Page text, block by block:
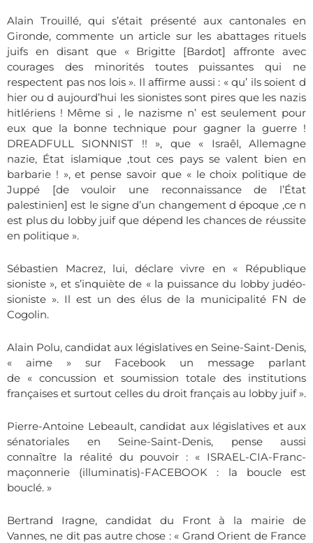
Alain Trouillé, qui s’était présenté aux cantonales en
Gironde, commente un article sur les abattages rituels
juifs en disant que « Brigitte [Bardot] affronte avec
courages des minorités toutes puissantes qui ne
respectent pas nos lois ». Il affirme aussi : « qu’ ils soient d
hier ou d aujourd’hui les sionistes sont pires que les nazis
hitlériens ! Même si , le nazisme n’ est seulement pour
eux que la bonne technique pour gagner la guerre !
DREADFULL SIONNIST !! », que « Israêl, Allemagne
nazie, État islamique ,tout ces pays se valent bien en
barbarie ! », et pense savoir que « le choix politique de
Juppé [de vouloir une reconnaissance de l’État
palestinien] est le signe d’un changement d époque ,ce n
est plus du lobby juif que dépend les chances de réussite
en politique ».
Sébastien Macrez, lui, déclare vivre en « République
sioniste », et s’inquiète de « la puissance du lobby judéo-
sioniste ». Il est un des élus de la municipalité FN de
Cogolin.
Alain Polu, candidat aux législatives en Seine-Saint-Denis,
« aime » sur Facebook un message parlant
de « concussion et soumission totale des institutions
françaises et surtout celles du droit français au lobby juif ».
Pierre-Antoine Lebeault, candidat aux législatives et aux
sénatoriales en Seine-Saint-Denis, pense aussi
connaître la réalité du pouvoir : « ISRAEL-CIA-Franc-
maçonnerie (illuminatis)-FACEBOOK : la boucle est
bouclé. »
Bertrand Iragne, candidat du Front à la mairie de
Vannes, ne dit pas autre chose : « Grand Orient de France